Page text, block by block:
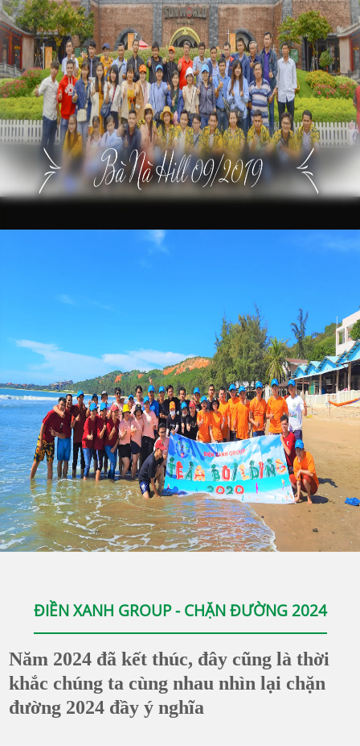
ĐIỀN XANH GROUP - CHẶN ĐƯỜNG 2024
Năm 2024 đã kết thúc, đây cũng là thời
khắc chúng ta cùng nhau nhìn lại chặn
đường 2024 đầy ý nghĩa